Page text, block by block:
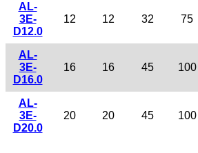
AL-
3E-
D12.0
12 12 32 75
AL-
3E-
D16.0
16 16 45 100
AL-
3E-
D20.0
20 20 45 100